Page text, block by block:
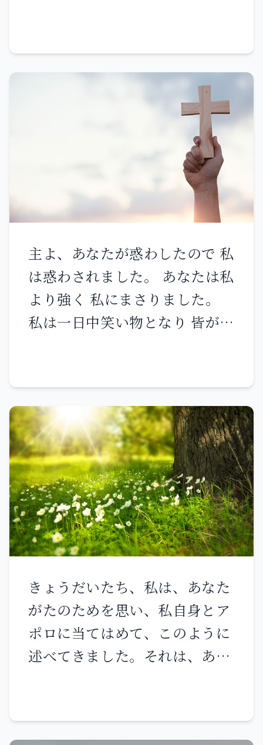
た。 イエスは答えて言われた。
「あなたはイスラエルの教師で
ありながら、こんなことが分か
く。私たちは知っていることを
語り、見たことを証ししている
のに、あなたがたは私たちの証
しを受け入れない。 私が地上の
ば、天上のことを話したところ
で、どうして信じるだろう。 天
から降って来た者、すなわち人
の子のほかには、天に上った者
い。 それは、信じる者が皆、人
の子によって永遠の命を得るた
めである。」
し、あなたには良いところもあ
る。ニコライ派の者たちの行い
を憎んでいることだ。私もそれ
霊が諸教会に告げることを聞く
がよい。勝利を得る者には、神
の楽園にある命の木の実を食べ
させよう。」』
る。」 ペトロがどのような死に
方で、神の栄光を現すことにな
るかを示そうとして、イエスは
こう言われたのである。このよ
うに話してから、ペトロに、
「私に従いなさい」と言われ
スの愛しておられた弟子が付い
あの夕食のとき、イエスの胸元
に寄りかかったまま、「主よ、
あなたを裏切るのは誰ですか」
と言った人である。 ペトロは彼
イエスは言われた。「私の来る
ときまで彼が生きていること
を、私が望んだとしても、あな
たに何の関係があるか。あなた
は、私に従いなさい。」
主よ、あなたが惑わしたので 私
は惑わされました。 あなたは私
より強く 私にまさりました。
私は一日中笑い物となり 皆が私
げなければなりません。 主の言
葉が私にとって、一日中 そしり
と嘲りとなるからです。 私が、
「もう主を思い起こさない その
名によって語らない」と思って
も 主の言葉は私の心の中 骨の
中に閉じ込められて 燃える火の
ようになります。 押さえつける
耐えられません。 私は多くの人
の中傷を聞きました。 「周りか
ら恐怖が迫る。 告発せよ、我々
は彼を告発しよう」と。 私の親
れるだろう。 そうすれば、我々
きょうだいたち、私は、あなた
がたのためを思い、私自身とア
ポロに当てはめて、このように
述べてきました。それは、あな
ことを学ぶためであり、誰も一